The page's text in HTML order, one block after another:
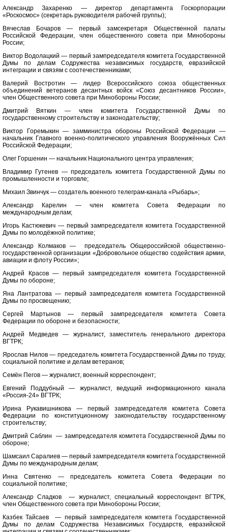
Александр Захаренко — директор департамента Госкорпорации
«Роскосмос» (секретарь руководителя рабочей группы);
Вячеслав Бочаров — первый замсекретаря Общественной палаты
Российской Федерации, член общественного совета при Минобороны
России;
Виктор Водолацкий — первый зампредседателя комитета Государственной
Думы по делам Содружества независимых государств, евразийской
интеграции и связям с соотечественниками;
Валерий Востротин — лидер Всероссийского союза общественных
объединений ветеранов десантных войск «Союз десантников России»,
член Общественного совета при Минобороны России;
Дмитрий Вяткин — член комитета Государственной Думы по
государственному строительству и законодательству;
Виктор Горемыкин — замминистра обороны Российской Федерации —
начальник Главного военно-политического управления Вооружённых Сил
Российской Федерации;
Олег Горшенин — начальник Национального центра управления;
Владимир Гутенев — председатель комитета Государственной Думы по
промышленности и торговле;
Михаил Звинчук — создатель военного телеграм-канала «Рыбарь»;
Александр Карелин — член комитета Совета Федерации по
международным делам;
Игорь Кастюкевич — первый зампредседателя комитета Государственной
Думы по молодёжной политике;
Александр Колмаков — председатель Общероссийской общественно-
государственной организации «Добровольное общество содействия армии,
авиации и флоту России»;
Андрей Красов — первый зампредседателя комитета Государственной
Думы по обороне;
Яна Лантратова — первый зампредседателя комитета Государственной
Думы по просвещению;
Сергей Мартынов — первый зампредседателя комитета Совета
Федерации по обороне и безопасности;
Андрей Медведев — журналист, заместитель генерального директора
ВГТРК;
Ярослав Нилов — председатель комитета Государственной Думы по труду,
социальной политике и делам ветеранов;
Семён Пегов — журналист, военный корреспондент;
Евгений Поддубный — журналист, ведущий информационного канала
«Россия-24» ВГТРК;
Ирина Рукавишникова — первый зампредседателя комитета Совета
Федерации по конституционному законодательству государственному
строительству;
Дмитрий Саблин — зампредседателя комитета Государственной Думы по
обороне;
Шамсаил Саралиев — первый зампредседателя комитета Государственной
Думы по международным делам;
Инна Святенко — председатель комитета Совета Федерации по
социальной политике;
Александр Сладков — журналист, специальный корреспондент ВГТРК,
член Общественного совета при Минобороны России;
Казбек Тайсаев — первый зампредседателя комитета Государственной
Думы по делам Содружества Независимых Государств, евразийской